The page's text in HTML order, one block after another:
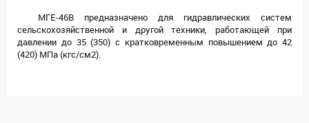
МГЕ-46В предназначено для гидравлических систем
сельскохозяйственной и другой техники, работающей при
давлении до 35 (350) с кратковременным повышением до 42
(420) МПа (кгс/см2).